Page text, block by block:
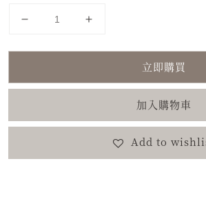
立即購買
加入購物車
Add to